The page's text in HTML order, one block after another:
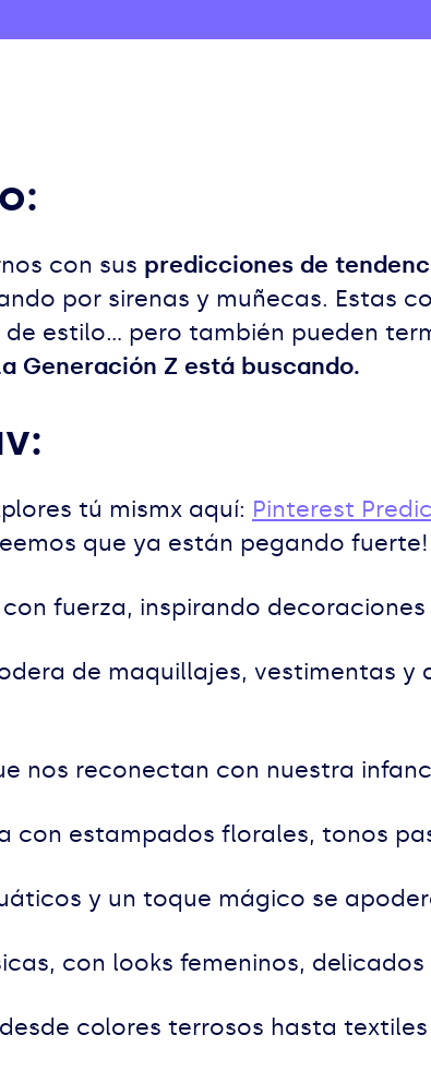
con sus predicciones de
por sirenas y muñecas. Estas
estilo... pero también pueden
Generación Z está buscando.
tú mismx aquí: Pinterest
que ya están pegando
fuerza, inspirando
de maquillajes, vestimentas
nos reconectan con nuestra
con estampados florales, tonos
y un toque mágico se
con looks femeninos,
colores terrosos hasta